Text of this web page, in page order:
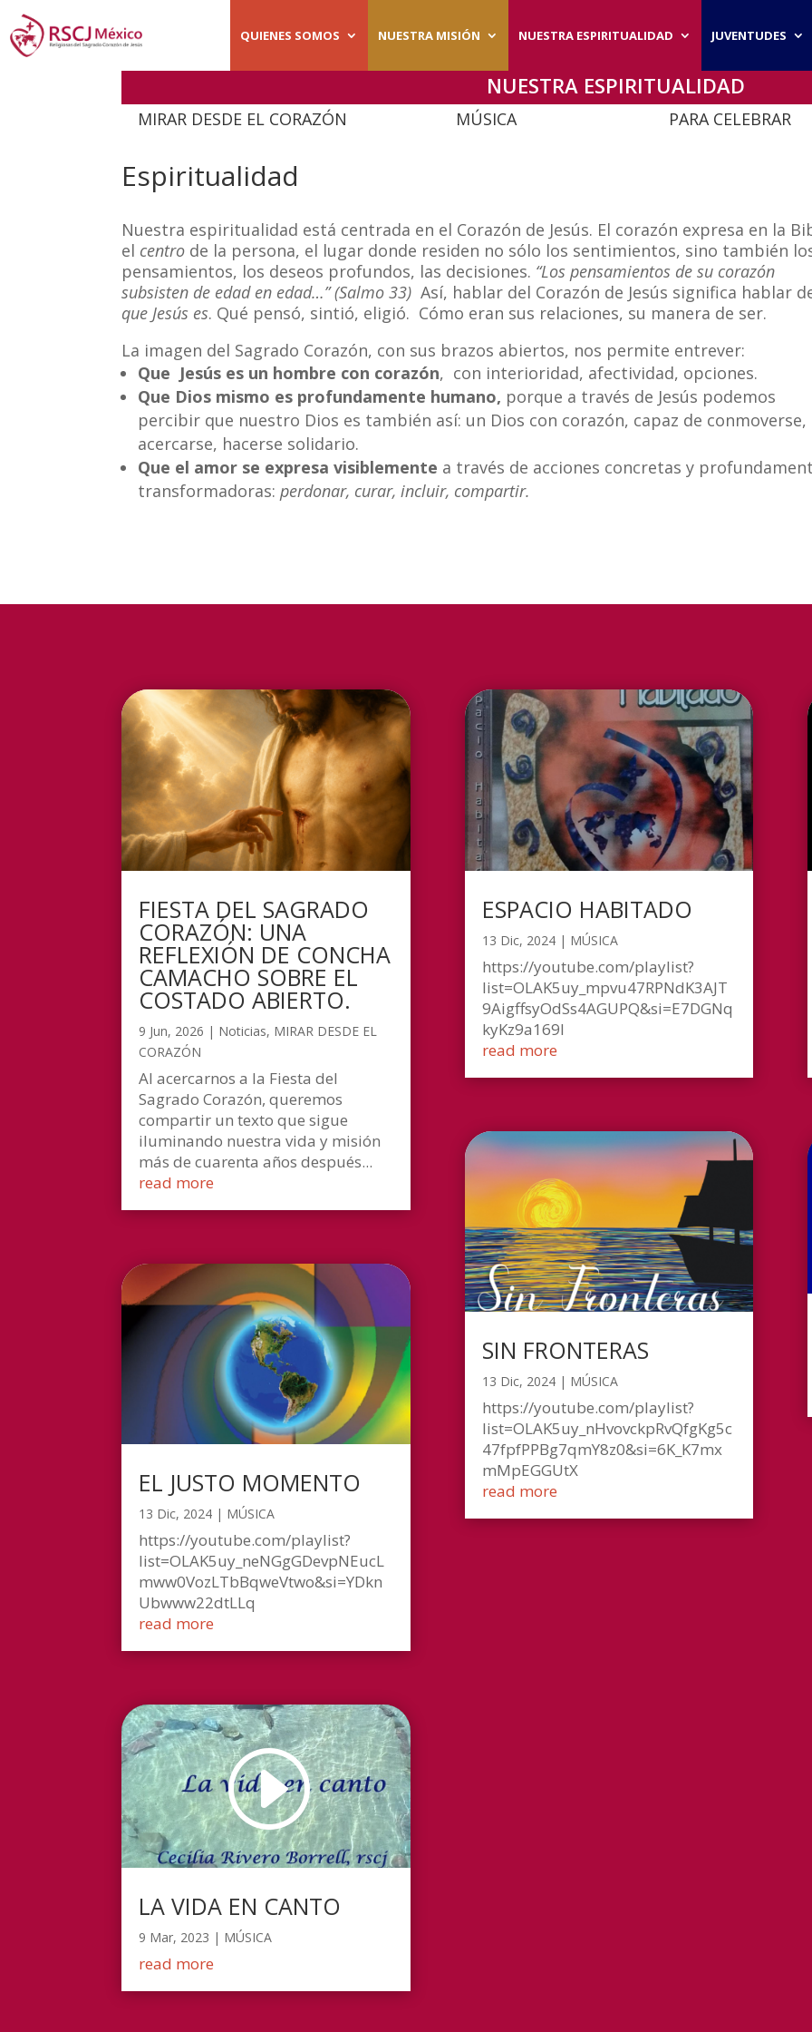
QUIENES SOMOS NUESTRA MISIÓN NUESTRA ESPIRITUALIDAD JUVENTUDES
NUESTRA ESPIRITUALIDAD
MIRAR DESDE EL CORAZÓN MÚSICA PARA CELEBRAR
Espiritualidad
Nuestra espiritualidad está centrada en el Corazón de Jesús. El corazón expresa en la
el centro de la persona, el lugar donde residen no sólo los sentimientos, sino también
pensamientos, los deseos profundos, las decisiones. “Los pensamientos de su corazón
subsisten de edad en edad…” (Salmo 33) Así, hablar del Corazón de Jesús significa hablar
que Jesús es. Qué pensó, sintió, eligió. Cómo eran sus relaciones, su manera de ser.
La imagen del Sagrado Corazón, con sus brazos abiertos, nos permite entrever:
Que Jesús es un hombre con corazón, con interioridad, afectividad, opciones.
Que Dios mismo es profundamente humano, porque a través de Jesús podemos
percibir que nuestro Dios es también así: un Dios con corazón, capaz de conmoverse,
acercarse, hacerse solidario.
Que el amor se expresa visiblemente a través de acciones concretas y
transformadoras:perdonar, curar, incluir, compartir.
FIESTA DEL SAGRADO
CORAZÓN: UNA
REFLEXIÓN DE CONCHA
CAMACHO SOBRE EL
COSTADO ABIERTO.
9 Jun, 2026 | Noticias, MIRAR DESDE EL
CORAZÓN
Al acercarnos a la Fiesta del
Sagrado Corazón, queremos
compartir un texto que sigue
iluminando nuestra vida y misión
más de cuarenta años después...
read more
EL JUSTO MOMENTO
13 Dic, 2024 | MÚSICA
https://youtube.com/playlist?
list=OLAK5uy_neNGgGDevpNEucL
mww0VozLTbBqweVtwo&si=YDkn
Ubwww22dtLLq
read more
LA VIDA EN CANTO
9 Mar, 2023 | MÚSICA
read more
ESPACIO HABITADO
13 Dic, 2024| MÚSICA
https://youtube.com/playlist?
list=OLAK5uy_mpvu47RPNdK3AJT
9AigffsyOdSs4AGUPQ&si=E7DGNq
kyKz9a169l
read more
SIN FRONTERAS
13 Dic, 2024| MÚSICA
https://youtube.com/playlist?
list=OLAK5uy_nHvovckpRvQfgKg5c
47fpfPPBg7qmY8z0&si=6K_K7mx
mMpEGGUtX
read more